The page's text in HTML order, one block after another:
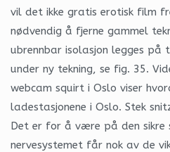
vil det ikke gratis erotisk film
nødvendig å fjerne gammel
ubrennbar isolasjon legges på
under ny tekning, se fig. 35.
webcam squirt i Oslo viser
ladestasjonene i Oslo. Stek
Det er for å være på den sikre
nervesystemet får nok av de